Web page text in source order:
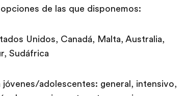
de las que disponemos:
Unidos, Canadá, Malta, Australia,
Sudáfrica
jóvenes/adolescentes: general, intensivo,